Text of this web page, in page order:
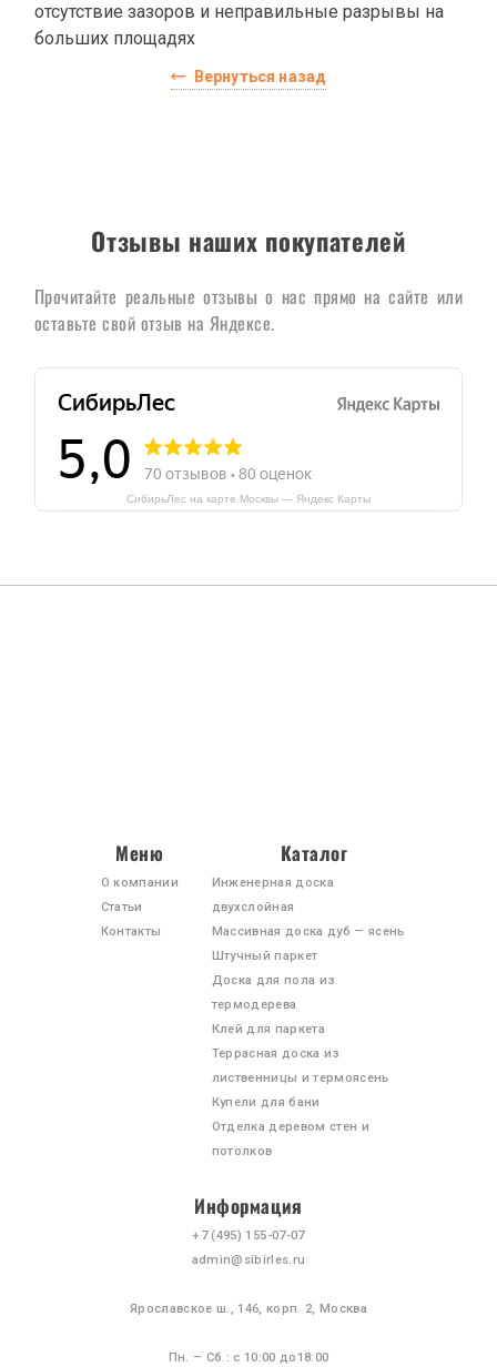
отсутствие зазоров и неправильные разрывы на
больших площадях
Вернуться назад
Отзывы наших покупателей
Прочитайте реальные отзывы о нас прямо на сайте или
оставьте свой отзыв на Яндексе.
СибирьЛес на карте Москвы — Яндекс Карты
Меню
О компании
Статьи
Контакты
Каталог
Инженерная доска
двухслойная
Массивная доска дуб — ясень
Штучный паркет
Доска для пола из
термодерева
Клей для паркета
Террасная доска из
лиственницы и термоясень
Купели для бани
Отделка деревом стен и
потолков
Информация
+7 (495) 155-07-07
admin@sibirles.ru
Ярославское ш., 146, корп. 2, Москва
Пн. – Сб.: с 10:00 до18:00